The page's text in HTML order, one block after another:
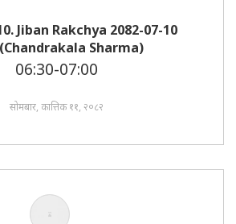
Jiban Rakchya 2082-07-10
Sharma)
06:30-07:00
सोमबार, कात्तिक ११, २०८२